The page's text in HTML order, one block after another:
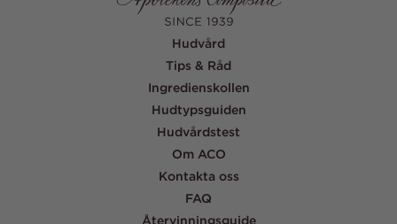
Hudvård
Tips & Råd
Ingredienskollen
Hudtypsguiden
Hudvårdstest
Om ACO
Kontakta oss
FAQ
Återvinningsguide